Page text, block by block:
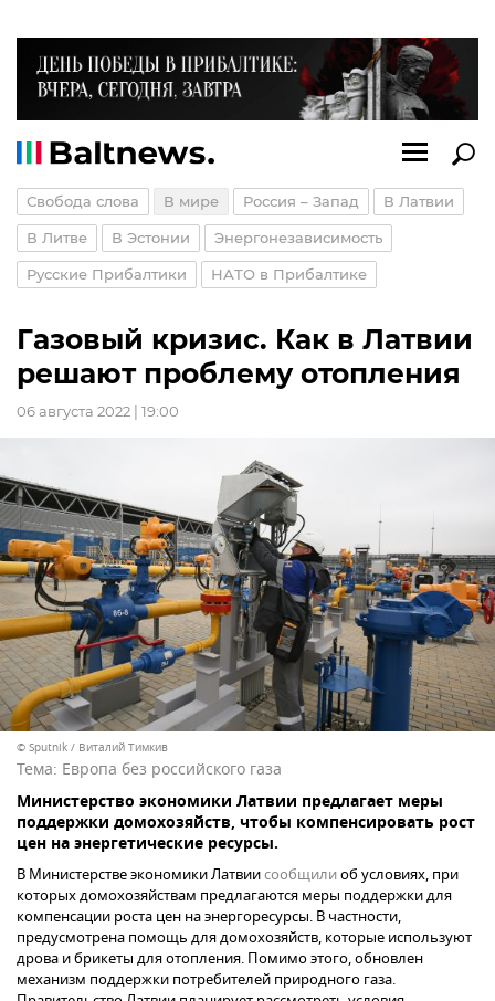
Свобода слова В мире Россия – Запад В Латвии
В Литве В Эстонии Энергонезависимость
Русские Прибалтики НАТО в Прибалтике
Газовый кризис. Как в Латвии
решают проблему отопления
06 августа 2022 | 19:00
© Sputnik / Виталий Тимкив
Тема: Европа без российского газа
Министерство экономики Латвии предлагает меры
поддержки домохозяйств, чтобы компенсировать рост
цен на энергетические ресурсы.
В Министерстве экономики Латвиисообщилиоб условиях, при
которых домохозяйствам предлагаются меры поддержки для
компенсации роста цен на энергоресурсы. В частности,
предусмотрена помощь для домохозяйств, которые используют
дрова и брикеты для отопления. Помимо этого, обновлен
механизм поддержки потребителей природного газа.